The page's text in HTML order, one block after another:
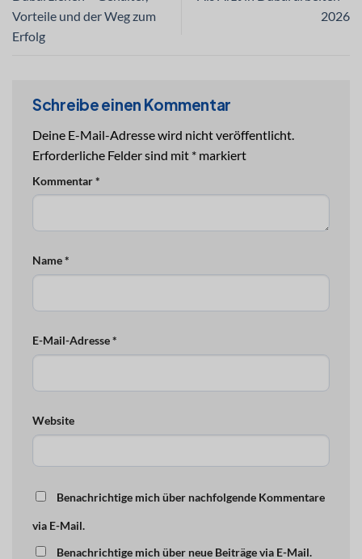
Vorteile und der Weg zum
Erfolg
2026
Schreibe einen Kommentar
Deine E-Mail-Adresse wird nicht veröffentlicht.
Erforderliche Felder sind mit * markiert
Kommentar*
Name*
E-Mail-Adresse*
Website
Benachrichtige mich über nachfolgende Kommentare
via E-Mail.
Benachrichtige mich über neue Beiträge via E-Mail.